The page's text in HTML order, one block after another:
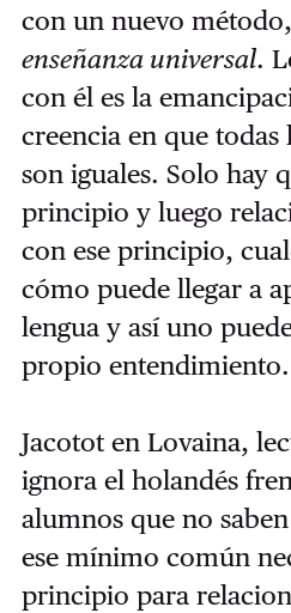
con un nuevo
enseñanza universal.
con él es la
creencia en que todas
son iguales. Solo hay
principio y luego
con ese principio,
cómo puede llegar a
lengua y así uno
propio entendimiento.
Jacotot en Lovaina,
ignora el holandés
alumnos que no
ese mínimo común
principio para